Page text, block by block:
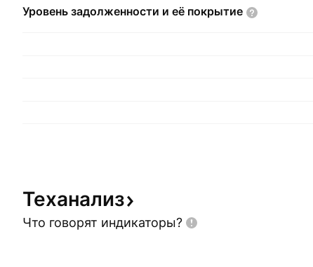
Уровень задолженности и её покрытие
Теханализ
Что говорят индикаторы?